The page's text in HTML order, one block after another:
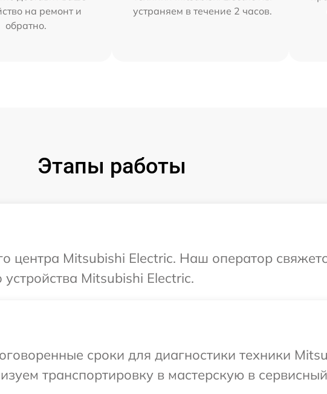
на ремонт и
обратно.
устраняем в течение 2 часов.
Этапы работы
центра Mitsubishi Electric. Наш оператор
Mitsubishi Electric.
сроки для диагностики техники
транспортировку в мастерскую в